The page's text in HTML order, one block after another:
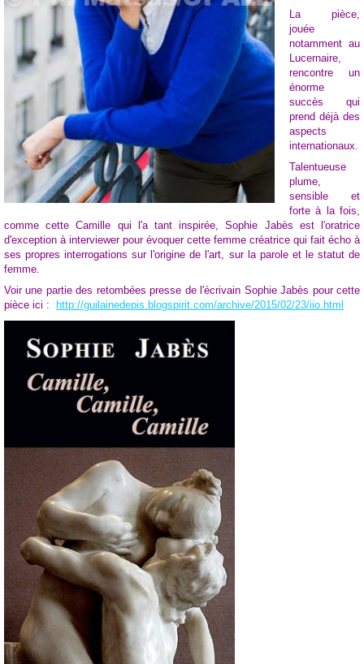
La pièce,
jouée
notamment au
Lucernaire,
rencontre un
énorme
succès qui
prend déjà des
aspects
internationaux.
Talentueuse
plume,
sensible et
forte à la fois,
comme cette Camille qui l'a tant inspirée, Sophie Jabès est l'oratrice
d'exception à interviewer pour évoquer cette femme créatrice qui fait écho à
ses propres interrogations sur l'origine de l'art, sur la parole et le statut de
femme.
Voir une partie des retombées presse de l'écrivain Sophie Jabès pour cette
pièce ici :
http://guilainedepis.blogspirit.com/archive/2015/02/23/iio.html